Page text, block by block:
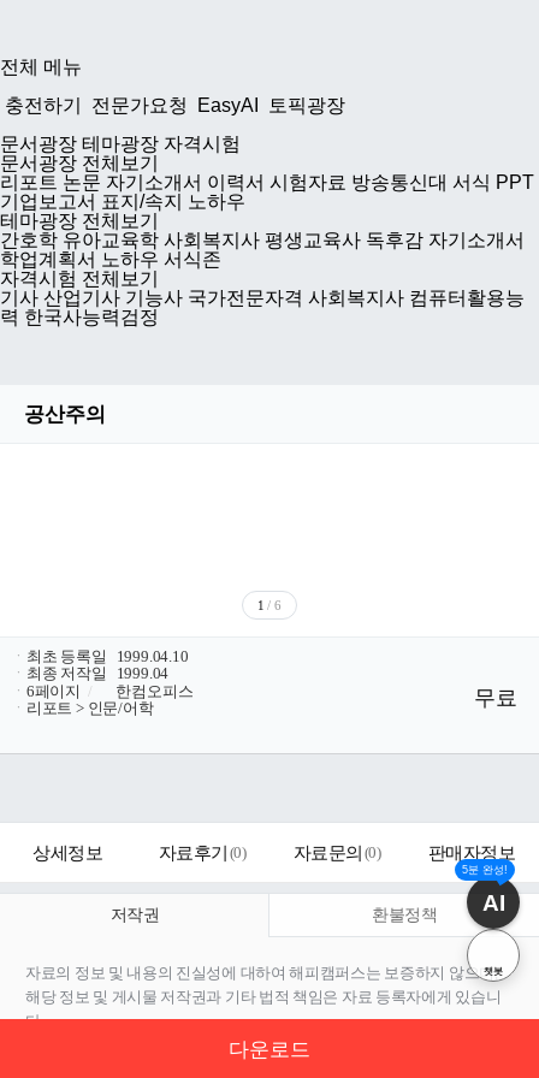
전체 메뉴
충전하기
전문가요청 EasyAI
토픽광장
문서광장 테마광장 자격시험
문서광장 전체보기
리포트 논문 자기소개서 이력서 시험자료 방송통신대 서식 PPT
기업보고서 표지/속지
노하우
테마광장 전체보기
간호학 유아교육학 사회복지사 평생교육사 독후감 자기소개서
학업계획서 노하우 서식존
자격시험 전체보기
기사 산업기사 기능사 국가전문자격 사회복지사 컴퓨터활용능
력 한국사능력검정
공산주의
1 / 6
ㆍ 최초 등록일
1999.04.10
ㆍ 최종 저작일
1999.04
ㆍ 6페이지 /
한컴오피스
ㆍ 리포트 > 인문/어학 무료
상세정보 자료후기 (0) 자료문의 (0) 판매자정보
저작권 환불정책
자료의 정보 및 내용의 진실성에 대하여 해피캠퍼스는 보증하지 않으며,
해당 정보 및 게시물 저작권과 기타 법적 책임은 자료 등록자에게 있습니
다.
자료 및 게시물 내용의 불법적 이용, 무단 전재∙배포는 금지되어 있습니다.
다운로드
5분 완성!
AI
챗봇